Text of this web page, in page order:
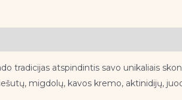
tradicijas atspindintis savo unikaliais
migdolų, kavos kremo, aktinidijų,